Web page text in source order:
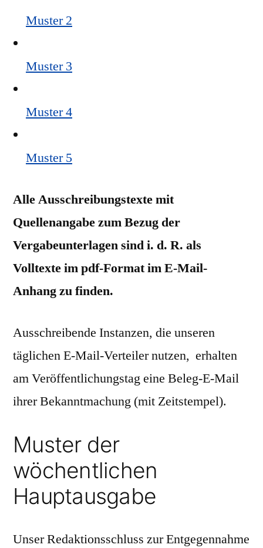
Muster 2
Muster 3
Muster 4
Muster 5
Alle Ausschreibungstexte mit
Quellenangabe zum Bezug der
Vergabeunterlagen sind i. d. R. als
Volltexte im pdf-Format im E-Mail-
Anhang zu finden.
Ausschreibende Instanzen, die unseren
täglichen E-Mail-Verteiler nutzen, erhalten
am Veröffentlichungstag eine Beleg-E-Mail
ihrer Bekanntmachung (mit Zeitstempel).
Muster der
wöchentlichen
Hauptausgabe
Unser Redaktionsschluss zur Entgegennahme